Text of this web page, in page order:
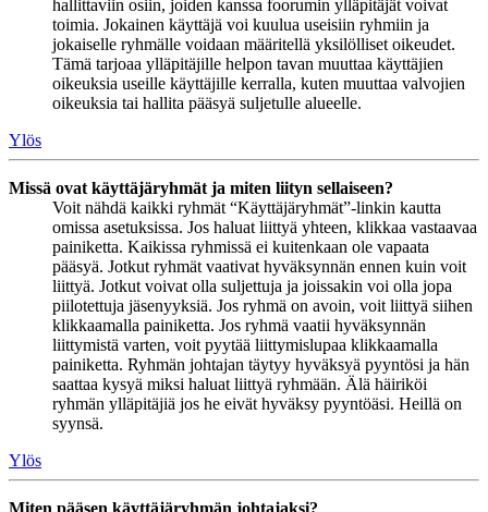
hallittaviin osiin, joiden kanssa foorumin ylläpitäjät voivat
toimia. Jokainen käyttäjä voi kuulua useisiin ryhmiin ja
jokaiselle ryhmälle voidaan määritellä yksilölliset oikeudet.
Tämä tarjoaa ylläpitäjille helpon tavan muuttaa käyttäjien
oikeuksia useille käyttäjille kerralla, kuten muuttaa valvojien
oikeuksia tai hallita pääsyä suljetulle alueelle.
Ylös
Missä ovat käyttäjäryhmät ja miten liityn sellaiseen?
Voit nähdä kaikki ryhmät “Käyttäjäryhmät”-linkin kautta
omissa asetuksissa. Jos haluat liittyä yhteen, klikkaa vastaavaa
painiketta. Kaikissa ryhmissä ei kuitenkaan ole vapaata
pääsyä. Jotkut ryhmät vaativat hyväksynnän ennen kuin voit
liittyä. Jotkut voivat olla suljettuja ja joissakin voi olla jopa
piilotettuja jäsenyyksiä. Jos ryhmä on avoin, voit liittyä siihen
klikkaamalla painiketta. Jos ryhmä vaatii hyväksynnän
liittymistä varten, voit pyytää liittymislupaa klikkaamalla
painiketta. Ryhmän johtajan täytyy hyväksyä pyyntösi ja hän
saattaa kysyä miksi haluat liittyä ryhmään. Älä häiriköi
ryhmän ylläpitäjiä jos he eivät hyväksy pyyntöäsi. Heillä on
syynsä.
Ylös